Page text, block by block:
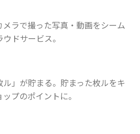
ラで撮った写真・動画をシーム
ドサービス。
」が貯まる。貯まった枚ルをキ
プのポイントに。